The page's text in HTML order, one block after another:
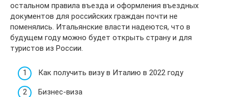
остальном правила въезда и оформления въездных
документов для российских граждан почти не
поменялись. Итальянские власти надеются, что в
будущем году можно будет открыть страну и для
туристов из России.
Как получить визу в Италию в 2022 году
Бизнес-виза